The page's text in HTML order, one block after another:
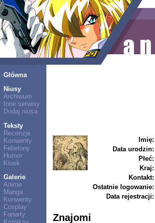
Główna
Niusy
Archiwum
Inne serwisy
Dodaj niusa
Teksty
Recenzje
Konwenty
Felietony
Humor
Kiosk
Galerie
Anime
Manga
Konwenty
Cosplay
Fanarty
Imię:
Data urodzin:
Płeć:
Kraj:
Kontakt:
Ostatnie logowanie:
Data rejestracji:
Znajomi